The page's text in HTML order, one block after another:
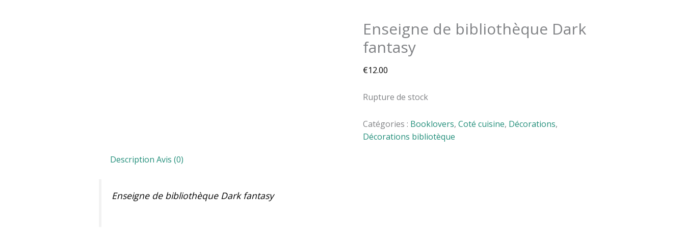
Enseigne de bibliothèque Dark
fantasy
€12.00
Rupture de stock
Catégories : Booklovers,Coté cuisine, Décorations,
Décorations bibliotèque
Description Avis (0)
Enseigne de bibliothèque Dark fantasy